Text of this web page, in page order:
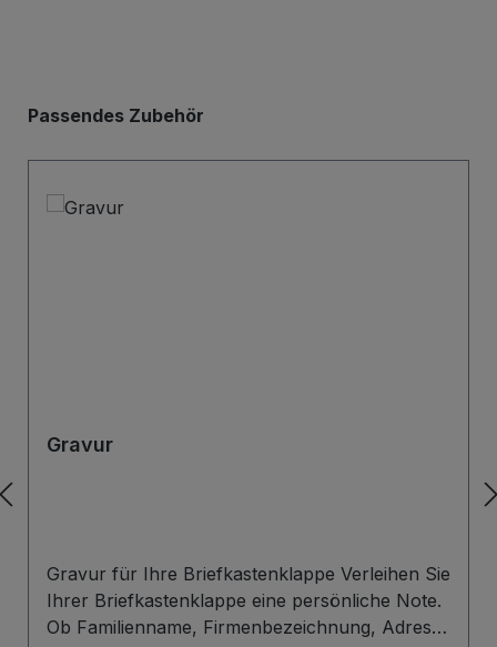
Produktgalerie überspringen
Passendes Zubehör
Gravur
Gravur für Ihre Briefkastenklappe Verleihen Sie
Ihrer Briefkastenklappe eine persönliche Note.
Ob Familienname, Firmenbezeichnung, Adresse